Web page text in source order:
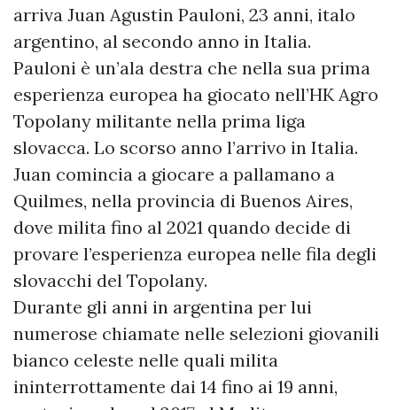
arriva Juan Agustin Pauloni, 23 anni, italo
argentino, al secondo anno in Italia.
Pauloni è un’ala destra che nella sua prima
esperienza europea ha giocato nell’HK Agro
Topolany militante nella prima liga
slovacca. Lo scorso anno l’arrivo in Italia.
Juan comincia a giocare a pallamano a
Quilmes, nella provincia di Buenos Aires,
dove milita fino al 2021 quando decide di
provare l’esperienza europea nelle fila degli
slovacchi del Topolany.
Durante gli anni in argentina per lui
numerose chiamate nelle selezioni giovanili
bianco celeste nelle quali milita
ininterrottamente dai 14 fino ai 19 anni,